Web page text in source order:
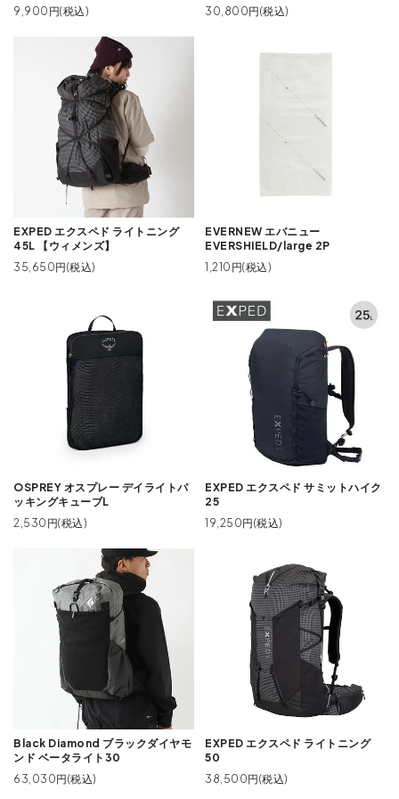
9,900円(税込)
30,800円(税込)
EXPED エクスペド ライトニング
45L 【ウィメンズ】
35,650円(税込)
EVERNEW エバニュー
EVERSHIELD/large 2P
1,210円(税込)
OSPREY オスプレー デイライトパ
ッキングキューブL
2,530円(税込)
EXPED エクスペド サミットハイク
25
19,250円(税込)
Black Diamond ブラックダイヤモ
ンド ベータライト30
63,030円(税込)
EXPED エクスペド ライトニング
50
38,500円(税込)